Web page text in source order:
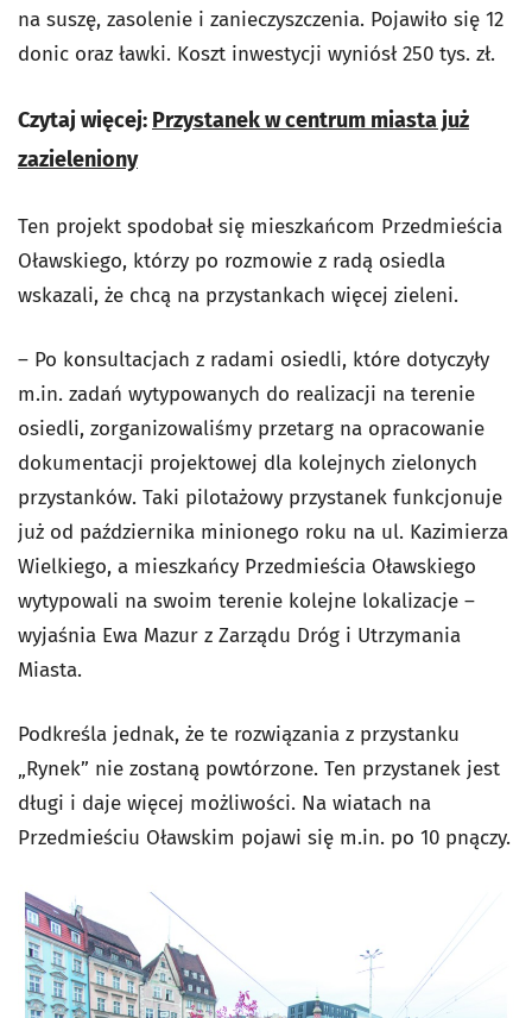
na suszę, zasolenie i zanieczyszczenia. Pojawiło się 12
donic oraz ławki. Koszt inwestycji wyniósł 250 tys. zł.
Czytaj więcej: Przystanek w centrum miasta już
zazieleniony
Ten projekt spodobał się mieszkańcom Przedmieścia
Oławskiego, którzy po rozmowie z radą osiedla
wskazali, że chcą na przystankach więcej zieleni.
– Po konsultacjach z radami osiedli, które dotyczyły
m.in. zadań wytypowanych do realizacji na terenie
osiedli, zorganizowaliśmy przetarg na opracowanie
dokumentacji projektowej dla kolejnych zielonych
przystanków. Taki pilotażowy przystanek funkcjonuje
już od października minionego roku na ul. Kazimierza
Wielkiego, a mieszkańcy Przedmieścia Oławskiego
wytypowali na swoim terenie kolejne lokalizacje –
wyjaśnia Ewa Mazur z Zarządu Dróg i Utrzymania
Miasta.
Podkreśla jednak, że te rozwiązania z przystanku
„Rynek” nie zostaną powtórzone. Ten przystanek jest
długi i daje więcej możliwości. Na wiatach na
Przedmieściu Oławskim pojawi się m.in. po 10 pnączy.